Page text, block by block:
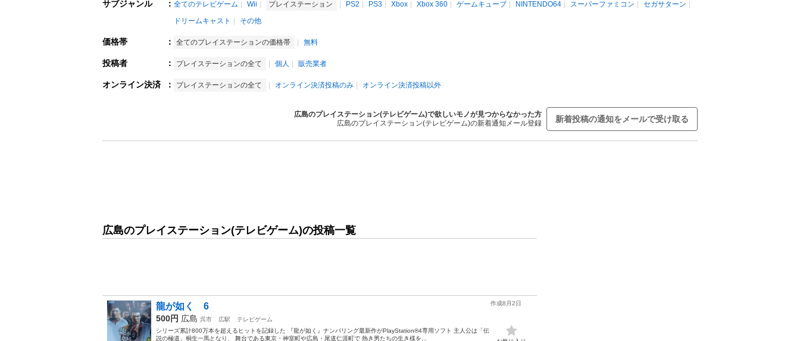
サブジャンル ： 全てのテレビゲーム Wii プレイステーション PS2 PS3 Xbox Xbox 360 ゲームキューブ NINTENDO64 スーパーファミコン
セガサターン
ドリームキャスト
その他
価格帯 ： 全てのプレイステーションの価格帯 無料
投稿者 ： プレイステーションの全て 個人 販売業者
オンライン決済 ： プレイステーションの全て オンライン決済投稿のみ オンライン決済投稿以外
広島のプレイステーション(テレビゲーム)で欲しいモノが見つからなかった方
広島のプレイステーション(テレビゲーム)の新着通知メール登録
新着投稿の通知をメールで受け取る
広島のプレイステーション(テレビゲーム)の投稿一覧
龍が如く 6
500円 広島 呉市 広駅
テレビゲーム
シリーズ累計800万本を超えるヒットを記録した 『龍が如く』ナンバリング最新作がPlayStation®4専用ソフト 主人公は「伝
説の極道」桐生一馬となり、 舞台である東京・神室町や広島・尾道仁涯町で 熱き男たちの生き様を...
作成8月2日